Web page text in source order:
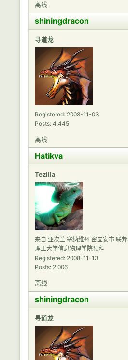
离线
shiningdracon
寻道龙
Registered: 2008-11-03
Posts: 4,445
离线
Hatikva
Tezilla
来自 亚次兰 塞纳维州 密立安市 联邦
理工大学信息物理学院预科
Registered: 2008-11-13
Posts: 2,006
离线
shiningdracon
寻道龙